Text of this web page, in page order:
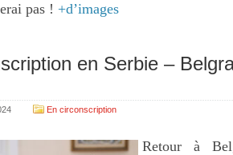
pas ! +d’images
en Serbie –
En circonscription
Retour à